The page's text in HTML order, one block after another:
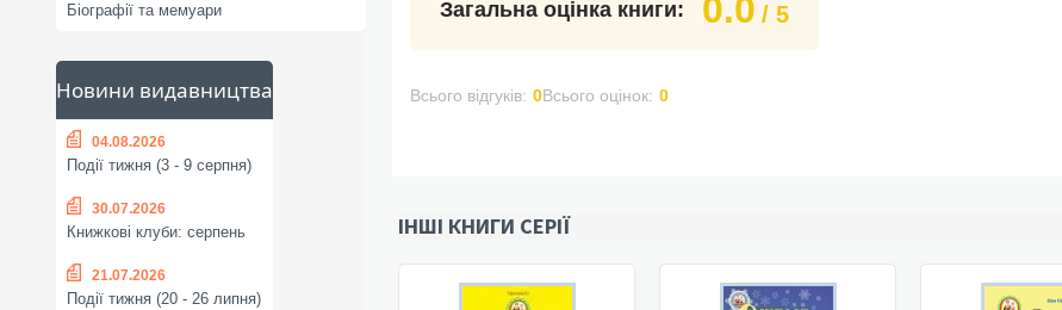
Біографії та мемуари
Новини видавництва
04.08.2026
Події тижня (3 - 9 серпня)
30.07.2026
Книжкові клуби: серпень
21.07.2026
Події тижня (20 - 26 липня)
Загальна оцінка книги: 0.0 / 5
Всього відгуків: 0Всього оцінок: 0
ІНШІ КНИГИ СЕРІЇ